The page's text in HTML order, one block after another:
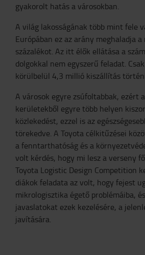
gyakorolt hatás a városokban.
A világ lakosságának több mint fele
Európában ez az arány meghaladja a
százalékot. Az itt élők ellátása a
dolgokkal nem egyszerű feladat.
körülbelül 4,3 millió kiszállítás
A városok egyre zsúfoltabbak, ezért
kerületekből egyre több helyen
közlekedést, ezzel is az
törekedve. A Toyota célkitűzései
a fenntarthatóság és a
volt kérdés, hogy mi lesz a verseny
Toyota Logistic Design Competition
diákok feladata az volt, hogy fejest
mikrologisztika égető problémáiba,
javaslatokat ezek kezelésére, a
javítására.